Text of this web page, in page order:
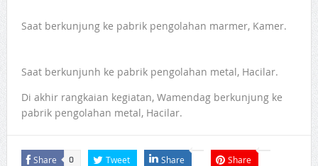
Saat berkunjung ke pabrik pengolahan marmer, Kamer.
Saat berkunjunh ke pabrik pengolahan metal, Hacilar.
Di akhir rangkaian kegiatan, Wamendag berkunjung ke
pabrik pengolahan metal, Hacilar.
Share 0 Tweet Share Share